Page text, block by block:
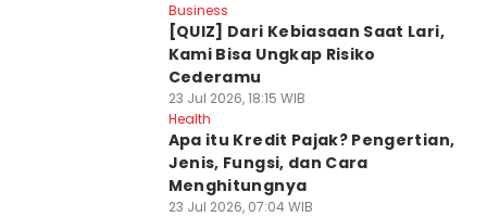
Business
[QUIZ] Dari Kebiasaan Saat Lari,
Kami Bisa Ungkap Risiko
Cederamu
23 Jul 2026, 18:15 WIB
Health
Apa itu Kredit Pajak? Pengertian,
Jenis, Fungsi, dan Cara
Menghitungnya
23 Jul 2026, 07:04 WIB